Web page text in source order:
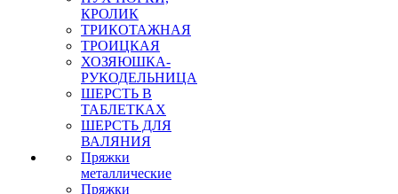
КРОЛИК
ТРИКОТАЖНАЯ
ТРОИЦКАЯ
ХОЗЯЮШКА-
РУКОДЕЛЬНИЦА
ШЕРСТЬ В
ТАБЛЕТКАХ
ШЕРСТЬ ДЛЯ
ВАЛЯНИЯ
Пряжки
металлические
Пряжки